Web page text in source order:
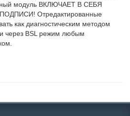
модуль ВКЛЮЧАЕТ В СЕБЯ
Отредактированные
как диагностическим методом
и через BSL режим любым